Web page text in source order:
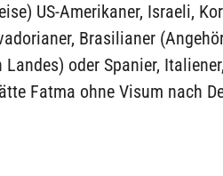
US-Amerikaner, Israeli,
Brasilianer
oder Spanier,
Fatma ohne Visum nach